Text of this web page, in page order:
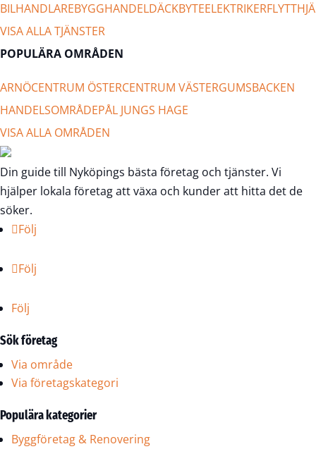
BILHANDLAREBYGGHANDELDÄCKBYTEELEKTRIKER
VISA ALLA TJÄNSTER
POPULÄRA OMRÅDEN
ARNÖCENTRUM ÖSTERCENTRUM VÄSTERGUMSBACKEN
HANDELSOMRÅDEPÅL JUNGS HAGE
VISA ALLA OMRÅDEN
Din guide till Nyköpings bästa företag och tjänster. Vi
hjälper lokala företag att växa och kunder att hitta det de
söker.
Följ
Följ
Följ
Sök företag
Via område
Via företagskategori
Populära kategorier
Byggföretag & Renovering